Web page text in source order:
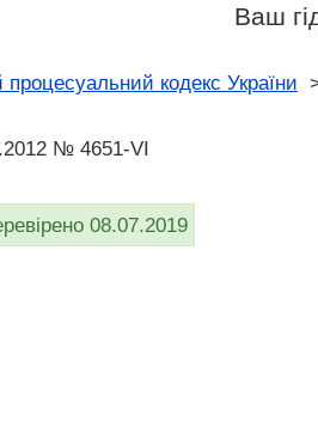
Ваш
кодекс України
№ 4651-VI
08.07.2019